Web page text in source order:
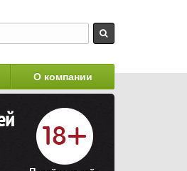
О компании